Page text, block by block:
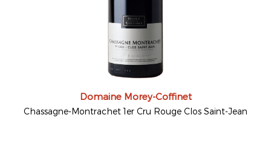
Domaine Morey-Coffinet
Chassagne-Montrachet 1er Cru Rouge Clos Saint-Jean